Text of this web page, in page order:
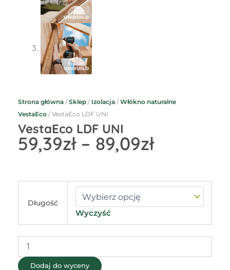
Strona główna /Sklep / Izolacja /Włókno naturalne
VestaEco / VestaEco LDF UNI
VestaEco LDF UNI
59,39zł – 89,09złZakres
59,39zł
do
89,09zł
Długość
Wyczyść
LDF
Dodaj do wyceny